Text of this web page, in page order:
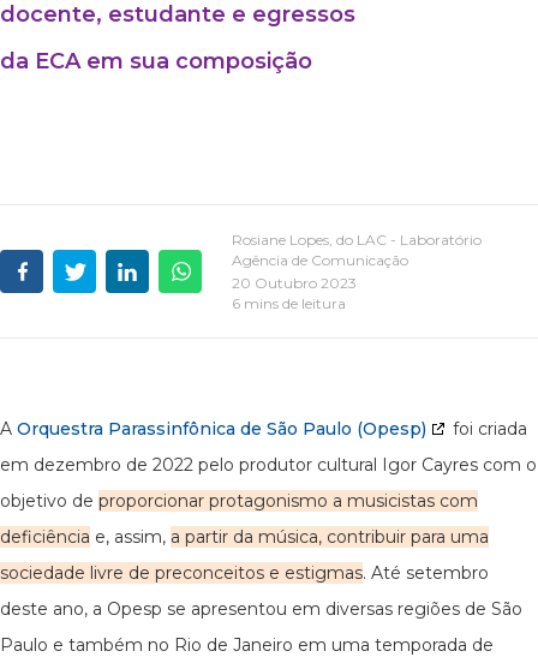
docente, estudante e egressos
da ECA em sua composição
Rosiane Lopes, do LAC - Laboratório
Agência de Comunicação
20 Outubro 2023
6 mins de leitura
A Orquestra Parassinfônica de São Paulo (Opesp)
foi criada
em dezembro de 2022 pelo produtor cultural Igor Cayres com o
objetivo de proporcionar protagonismo a musicistas com
deficiência e, assim, a partir da música, contribuir para uma
sociedade livre de preconceitos e estigmas. Até setembro
deste ano, a Opesp se apresentou em diversas regiões de São
Paulo e também no Rio de Janeiro em uma temporada de